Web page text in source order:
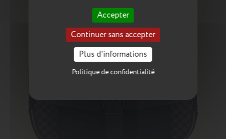
Accepter
Continuer sans accepter
Plus d'informations
Politique de confidentialité